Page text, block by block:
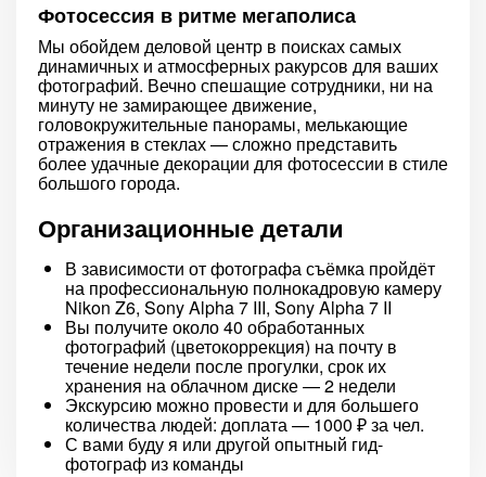
Фотосессия в ритме мегаполиса
Мы обойдем деловой центр в поисках самых
динамичных и атмосферных ракурсов для ваших
фотографий. Вечно спешащие сотрудники, ни на
минуту не замирающее движение,
головокружительные панорамы, мелькающие
отражения в стеклах — сложно представить
более удачные декорации для фотосессии в стиле
большого города.
Организационные детали
В зависимости от фотографа съёмка пройдёт
на профессиональную полнокадровую камеру
Nikon Z6, Sony Alpha 7 III, Sony Alpha 7 II
Вы получите около 40 обработанных
фотографий (цветокоррекция) на почту в
течение недели после прогулки, срок их
хранения на облачном диске — 2 недели
Экскурсию можно провести и для большего
количества людей: доплата — 1000 ₽ за чел.
С вами буду я или другой опытный гид-
фотограф из команды